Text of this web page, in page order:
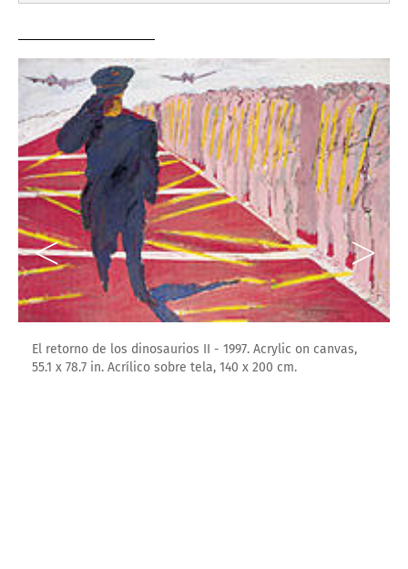
El retorno de los dinosaurios II - 1997. Acrylic on canvas,
55.1 x 78.7 in. Acrílico sobre tela, 140 x 200 cm.